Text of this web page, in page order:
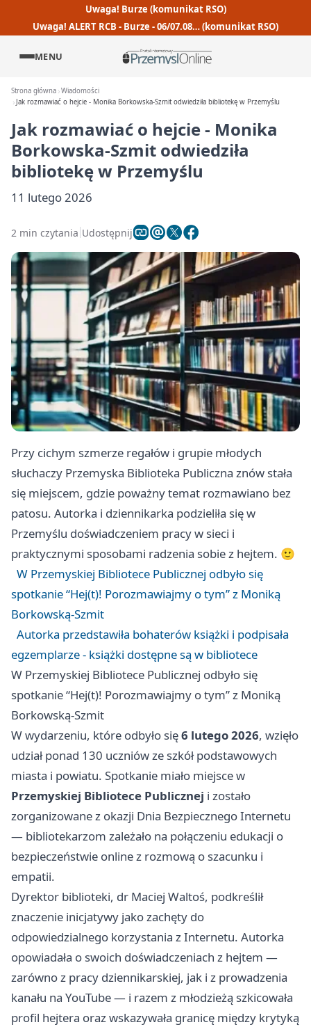
Uwaga! Burze (komunikat RSO)
Uwaga! ALERT RCB - Burze - 06/07.08… (komunikat RSO)
MENU
Strona główna Wiadomości
Jak rozmawiać o hejcie - Monika Borkowska-Szmit odwiedziła bibliotekę w Przemyślu
Jak rozmawiać o hejcie - Monika
Borkowska-Szmit odwiedziła
bibliotekę w Przemyślu
11 lutego 2026
2 min czytania Udostępnij
Przy cichym szmerze regałów i grupie młodych
słuchaczy Przemyska Biblioteka Publiczna znów stała
się miejscem, gdzie poważny temat rozmawiano bez
patosu. Autorka i dziennikarka podzieliła się w
Przemyślu doświadczeniem pracy w sieci i
praktycznymi sposobami radzenia sobie z hejtem. 🙂
W Przemyskiej Bibliotece Publicznej odbyło się
spotkanie “Hej(t)! Porozmawiajmy o tym” z Moniką
Borkowską-Szmit
Autorka przedstawiła bohaterów książki i podpisała
egzemplarze - książki dostępne są w bibliotece
W Przemyskiej Bibliotece Publicznej odbyło się
spotkanie “Hej(t)! Porozmawiajmy o tym” z Moniką
Borkowską-Szmit
W wydarzeniu, które odbyło się6 lutego 2026, wzięło
udział ponad 130 uczniów ze szkół podstawowych
miasta i powiatu. Spotkanie miało miejsce w
Przemyskiej Bibliotece Publicznej i zostało
zorganizowane z okazji Dnia Bezpiecznego Internetu
— bibliotekarzom zależało na połączeniu edukacji o
bezpieczeństwie online z rozmową o szacunku i
empatii.
Dyrektor biblioteki, dr Maciej Waltoś, podkreślił
znaczenie inicjatywy jako zachęty do
odpowiedzialnego korzystania z Internetu. Autorka
opowiadała o swoich doświadczeniach z hejtem —
zarówno z pracy dziennikarskiej, jak i z prowadzenia
kanału na YouTube — i razem z młodzieżą szkicowała
profil hejtera oraz wskazywała granicę między krytyką